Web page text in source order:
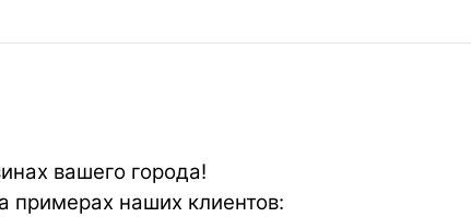
вашего города!
примерах наших клиентов: